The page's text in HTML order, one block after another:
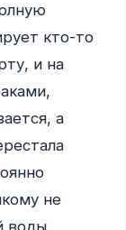
кто-то
и на
а
не
воды